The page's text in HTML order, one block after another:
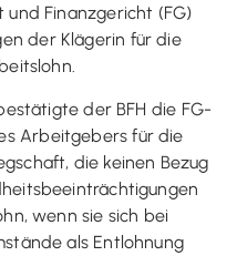
und Finanzgericht (FG)
der Klägerin für die
der BFH die FG-
Arbeitgebers für die
die keinen Bezug
wenn sie sich bei
als Entlohnung